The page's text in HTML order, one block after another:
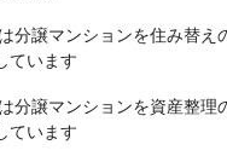
分譲マンションを住み替え
ています
分譲マンションを資産整理
ています